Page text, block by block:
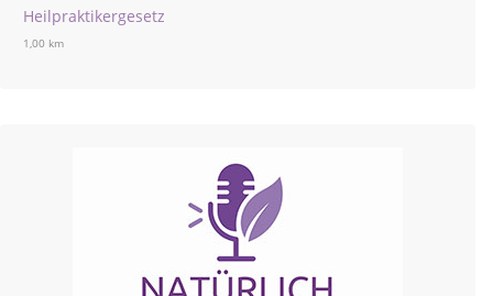
Heilpraktikergesetz
1,00 km